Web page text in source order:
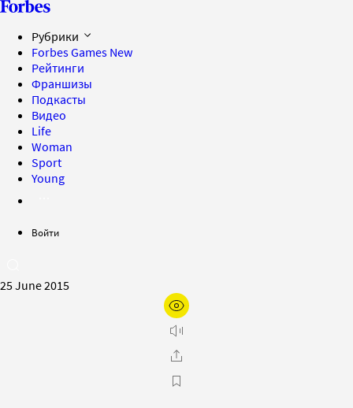
Рубрики
Forbes Games New
Рейтинги
Франшизы
Подкасты
Видео
Life
Woman
Sport
Young
Войти
25 June 2015